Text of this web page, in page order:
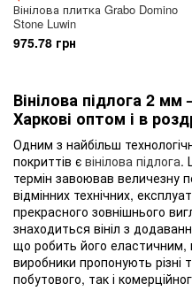
Вінілова плитка Grabo Domino
Stone Luwin
975.78 грн
Вінілова підлога 2
Харкові оптом і в
Одним з найбільш
покриттів є вінілова підлога.
термін завоював величезну
відмінних технічних,
прекрасного зовнішнього
знаходиться вініл з
що робить його еластичним,
виробники пропонують різні
побутового, так і